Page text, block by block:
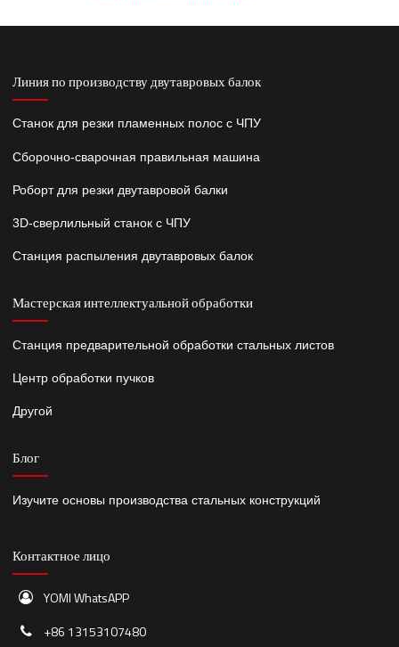
Линия по производству двутавровых балок
Станок для резки пламенных полос с ЧПУ
Сборочно-сварочная правильная машина
Роборт для резки двутавровой балки
3D-сверлильный станок с ЧПУ
Станция распыления двутавровых балок
Мастерская интеллектуальной обработки
Станция предварительной обработки стальных листов
Центр обработки пучков
Другой
Блог
Изучите основы производства стальных конструкций
Контактное лицо
YOMI WhatsAPP
+86 13153107480